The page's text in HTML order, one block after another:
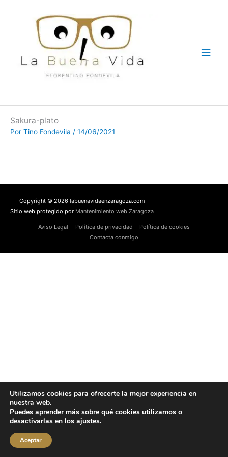
Sakura-plato
Por Tino Fondevila / 14/06/2021
Copyright © 2026 labuenavidaenzaragoza.com
Sitio web protegido por Mantenimiento web Zaragoza
Aviso Legal Política de privacidad
Política de cookies
Contacta conmigo
Utilizamos cookies para ofrecerte la mejor experiencia en
nuestra web.
Puedes aprender más sobre qué cookies utilizamos o
desactivarlas en los ajustes.
Aceptar